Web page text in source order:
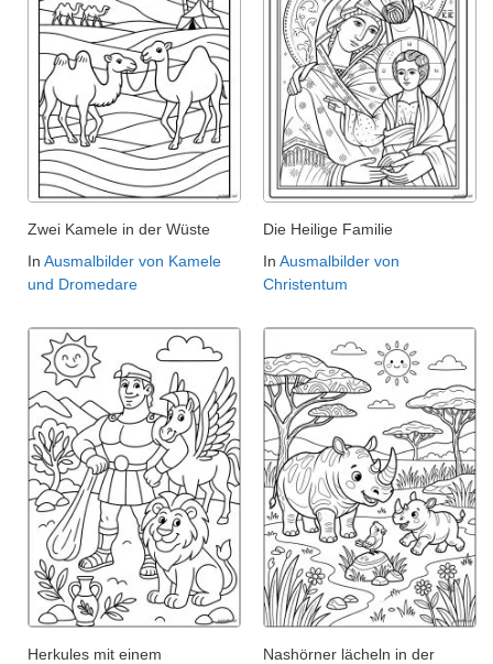
Zwei Kamele in der Wüste
In Ausmalbilder von Kamele
und Dromedare
Die Heilige Familie
In Ausmalbilder von
Christentum
Herkules mit einem
Nashörner lächeln in der